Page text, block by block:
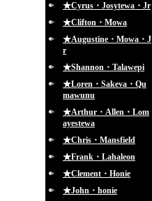
★Cyrus・Josytewa・Jr
★Clifton・Mowa
★Augustine・Mowa・J
r
★Shannon・Talawepi
★Loren・Sakeva・Qu
mawunu
★Arthur・Allen・Lom
ayestewa
★Chris・Mansfield
★Frank・Lahaleon
★Clement・Honie
★John・honie